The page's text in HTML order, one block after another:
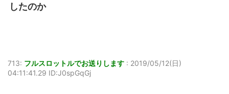
したのか
713: フルスロットルでお送りします : 2019/05/12(日)
04:11:41.29 ID:J0spGqGj